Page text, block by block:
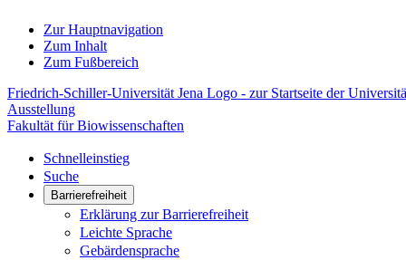
Zur Hauptnavigation
Zum Inhalt
Zum Fußbereich
Friedrich-Schiller-Universität Jena Logo - zur Startseite der
Ausstellung
Fakultät für Biowissenschaften
Schnelleinstieg
Suche
Barrierefreiheit
Erklärung zur Barrierefreiheit
Leichte Sprache
Gebärdensprache